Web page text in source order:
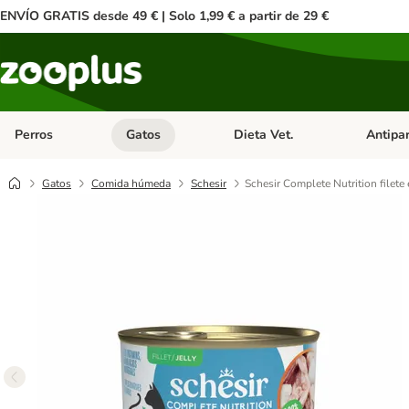
ENVÍO GRATIS desde 49 € | Solo 1,99 € a partir de 29 €
Perros Menú de categoria abierto: Perros
Gatos Menú de categoria abierto: Gatos
Dieta Vet. Menú
Gatos Comida húmeda Schesir Schesir Complete Nutrition filete